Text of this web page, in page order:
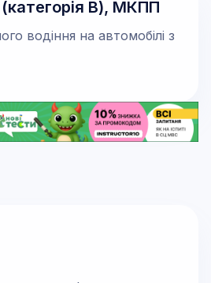
(категорія В), МКПП
водіння на автомобілі з